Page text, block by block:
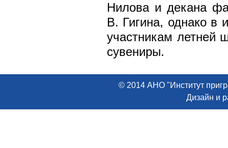
Нилова и декана
В. Гигина, однако в
участникам летней
сувениры.
© 2014 АНО "Институт
Дизайн и